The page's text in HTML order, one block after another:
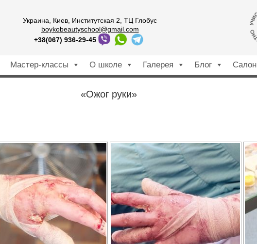
Украина, Киев, Институтская 2, ТЦ Глобус
boykobeautyschool@gmail.com
+38(067) 936-29-45
Мастер-классы О школе Галерея Блог Салон
«Ожог руки»